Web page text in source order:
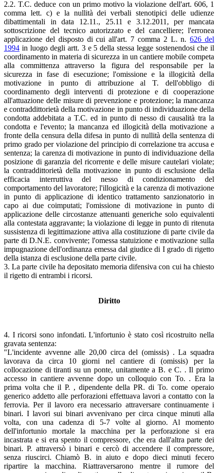
2.2. T.C. deduce con un primo motivo la violazione dell'art. 606, 1
comma lett. c) e la nullità dei verbali stenotipici delle udienze
dibattimentali in data 12.11., 25.11 e 3.12.2011, per mancata
sottoscrizione del tecnico autorizzato e del cancelliere; l'erronea
applicazione del disposto di cui all'art. 7 comma 2 L. n.626 del
1994 in luogo degli artt. 3 e 5 della stessa legge sostenendosi che il
coordinamento in materia di sicurezza in un cantiere mobile competa
alla committenza attraverso la figura del responsabile per la
sicurezza in fase di esecuzione; l'omissione e la illogicità della
motivazione in punto di attribuzione al T. dell'obbligo di
coordinamento degli interventi di protezione e di cooperazione
all'attuazione delle misure di prevenzione e protezione; la mancanza
e contraddittorietà della motivazione in punto di individuazione della
condotta addebitata a T.C. ed in punto di nesso di causalità tra la
condotta e l'evento; la mancanza ed illogicità della motivazione a
fronte della censura della difesa in punto di nullità della sentenza di
primo grado per violazione del principio di correlazione tra accusa e
sentenza; la carenza di motivazione in punto di individuazione della
posizione di garanzia del ricorrente e delle misure cautelari violate;
la contraddittorietà della motivazione in punto di esclusione della
efficacia interruttiva del nesso di condizionamento del
comportamento del lavoratore; l'illogicità e la carenza di motivazione
in punto di applicazione di identico trattamento sanzionatorio in
capo ai due coimputati; l'omissione di motivazione in punto di
applicazione delle circostanze attenuanti generiche solo equivalenti
alla contestata aggravante; la violazione di legge in punto di ritenuta
sussistenza di legittimazione attiva alla costituzione di parte civile da
parte di D.N.E. convivente; l'omessa statuizione e motivazione sulla
impugnazione dell'ordinanza emessa dal giudice di I grado di rigetto
della istanza di esclusione della parte civile.
3. La parte civile ha depositato memoria difensiva con cui ha chiesto
il rigetto di entrambi i ricorsi.
Diritto
4. I ricorsi sono infondati. L'infortunio è stato così ricostruito nella
gravata sentenza:
"L'incidente avvenne alle 20,00 circa del (omissis) . La squadra
lavorava da circa 10 giorni nel cantiere di (omissis) per la
collocazione di tiranti su un ponte, unitamente a B. e C. . Il primo
accesso in cantiere avvenne dopo un colloquio con To. . Era la
prima volta che il P. , dipendente della PR. di To. come operaio
generico addetto alle perforazioni effettuava lavori a contatto con la
ferrovia. Per il lavoro era necessario attraversare continuamente i
binari. I lavori sui binari avvenivano per circa cinque minuti alla
volta, con una cadenza di 5-7 volte al giorno. Al momento
dell'infortunio mortale la macchina per la perforazione si era
incastrata e si era spento il compressore, che era dall'altra parte dei
binari. P. attraversò i binari e cercò di accendere il compressore,
senza riuscirci. Chiamò B. in aiuto e dopo dieci minuti fecero
ripartire la macchina. Riattraversarono mentre il rumore del